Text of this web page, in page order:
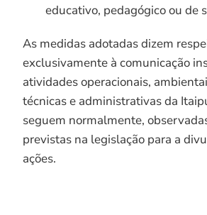
educativo, pedagógico ou de
As medidas adotadas dizem
exclusivamente à comunicação
atividades operacionais,
técnicas e administrativas da
seguem normalmente,
previstas na legislação para a
ações.